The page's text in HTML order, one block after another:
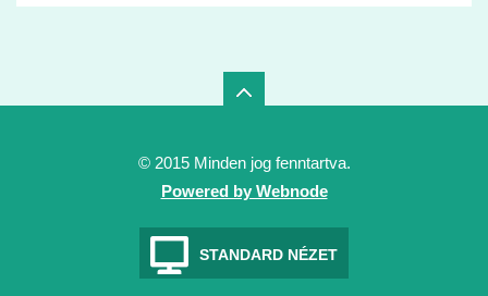
© 2015 Minden jog fenntartva.
Powered by Webnode
STANDARD NÉZET